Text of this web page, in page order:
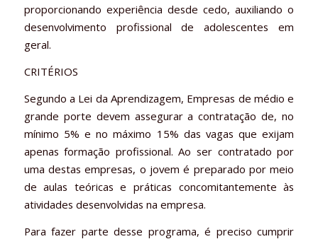
proporcionando experiência desde cedo, auxiliando o
desenvolvimento profissional de adolescentes em
geral.
CRITÉRIOS
Segundo a Lei da Aprendizagem, Empresas de médio e
grande porte devem assegurar a contratação de, no
mínimo 5% e no máximo 15% das vagas que exijam
apenas formação profissional. Ao ser contratado por
uma destas empresas, o jovem é preparado por meio
de aulas teóricas e práticas concomitantemente às
atividades desenvolvidas na empresa.
Para fazer parte desse programa, é preciso cumprir